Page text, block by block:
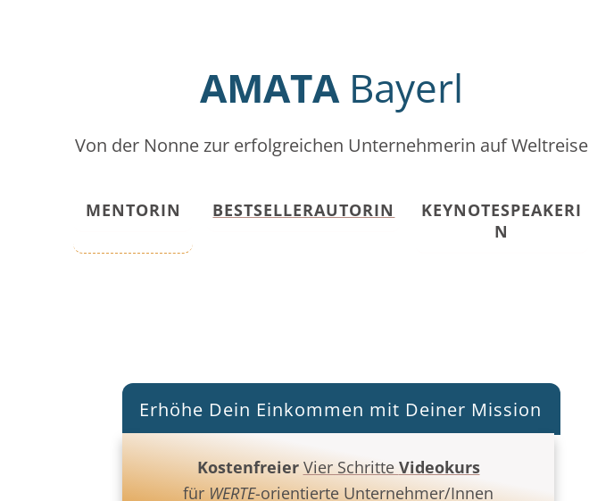
AMATA Bayerl
Von der Nonne zur erfolgreichen Unternehmerin auf Weltreise
MENTORIN BESTSELLERAUTORIN
KEYNOTESPEAKERI
N
Erhöhe Dein Einkommen mit Deiner Mission
Kostenfreier Vier Schritte Videokurs
für WERTE-orientierte Unternehmer/Innen